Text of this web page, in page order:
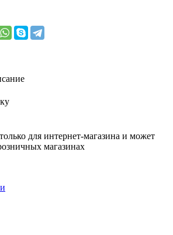
для интернет-магазина и может
магазинах